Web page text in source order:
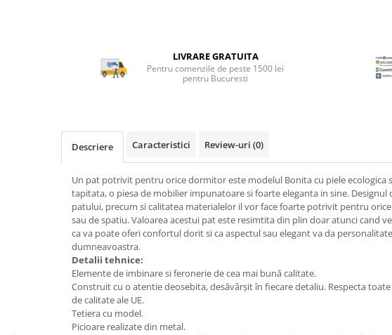
Top saltele MemoHR 6.5 cm
Scaune pentru bucatarie
Suporturi si rafturi pantofi
Portmantouri
Seturi mobilier hol
Stender haine
Suport pentru umerase
Mobilier gradinita
LIVRARE GRATUITA
Pentru comenzile de peste 1500 lei
pentru Bucuresti
Descriere Caracteristici Review-uri (0)
Un pat potrivit pentru orice dormitor este modelul Bonitacu piele ecologica
tapitata, o piesa de mobilier impunatoare si foarte eleganta in sine. Designul
patului, precum si calitatea materialelor il vor face foarte potrivit pentru
sau de spatiu. Valoarea acestui pat este resimtita din plin doar atunci cand
ca va poate oferi confortul dorit si ca aspectul sau elegant va da
dumneavoastra.
Detalii tehnice:
Elemente de imbinare si feronerie de cea mai bună calitate.
Construit cu o atentie deosebita, desăvârșit în fiecare detaliu. Respecta
de calitate ale UE.
Tetiera cu model.
Picioare realizate din metal.